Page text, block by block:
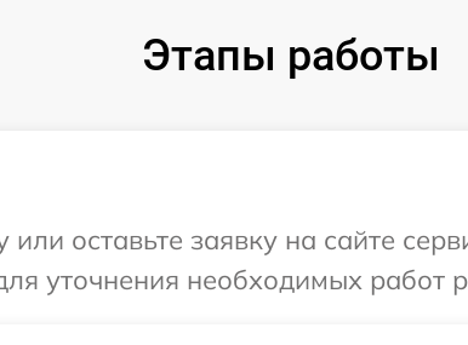
Этапы работы
оставьте заявку на сайте
уточнения необходимых работ